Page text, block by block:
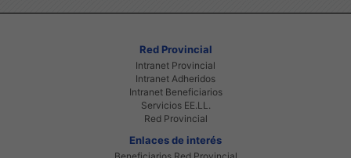
Red Provincial
Intranet Provincial
Intranet Adheridos
Intranet Beneficiarios
Servicios EE.LL.
Red Provincial
Enlaces de interés